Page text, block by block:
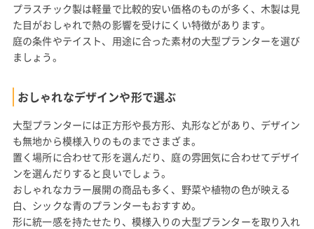
プラスチック製は軽量で比較的安い価格のものが多く、木製は見
た目がおしゃれで熱の影響を受けにくい特徴があります。
庭の条件やテイスト、用途に合った素材の大型プランターを選び
ましょう。
おしゃれなデザインや形で選ぶ
大型プランターには正方形や長方形、丸形などがあり、デザイン
も無地から模様入りのものまでさまざま。
置く場所に合わせて形を選んだり、庭の雰囲気に合わせてデザイ
ンを選んだりすると良いでしょう。
おしゃれなカラー展開の商品も多く、野菜や植物の色が映える
白、シックな青のプランターもおすすめ。
形に統一感を持たせたり、模様入りの大型プランターを取り入れ